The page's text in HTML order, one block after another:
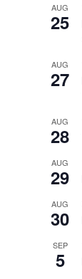
AUG
25
AUG
27
AUG
28
AUG
29
AUG
30
SEP
5